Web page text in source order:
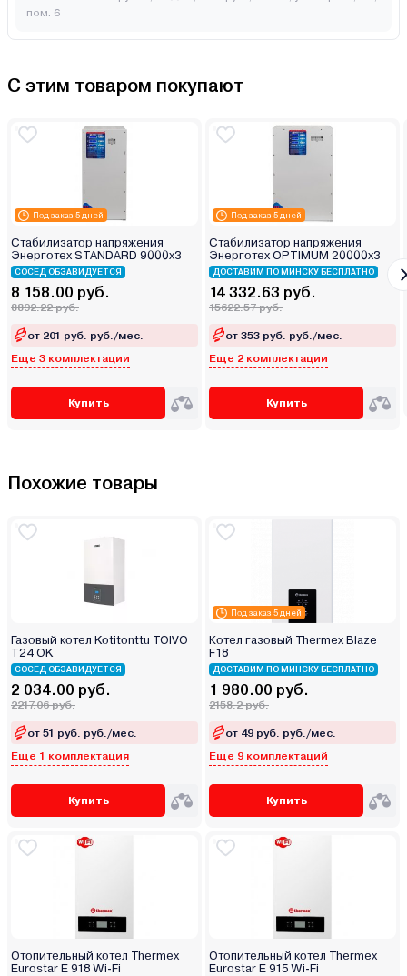
пом. 6
С этим товаром покупают
Под заказ 5 дней
Стабилизатор напряжения
Энерготех STANDARD 9000х3
СОСЕД ОБЗАВИДУЕТСЯ
8 158.00 руб.
8892.22 руб.
от 201 руб. руб./мес.
Еще 3 комплектации
Купить
Под заказ 5 дней
Стабилизатор напряжения
Энерготех OPTIMUM 20000х3
ДОСТАВИМ ПО МИНСКУ БЕСПЛАТНО
14 332.63 руб.
15622.57 руб.
от 353 руб. руб./мес.
Еще 2 комплектации
Купить
Похожие товары
Газовый котел Kotitonttu TOIVO
T24 OK
СОСЕД ОБЗАВИДУЕТСЯ
2 034.00 руб.
2217.06 руб.
от 51 руб. руб./мес.
Еще 1 комплектация
Купить
Под заказ 5 дней
Котел газовый Thermex Blaze
F18
ДОСТАВИМ ПО МИНСКУ БЕСПЛАТНО
1 980.00 руб.
2158.2 руб.
от 49 руб. руб./мес.
Еще 9 комплектаций
Купить
Отопительный котел Thermex
Eurostar E 918 Wi-Fi
Отопительный котел Thermex
Eurostar E 915 Wi-Fi